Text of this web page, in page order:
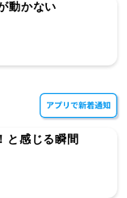
動かない
と感じる瞬間